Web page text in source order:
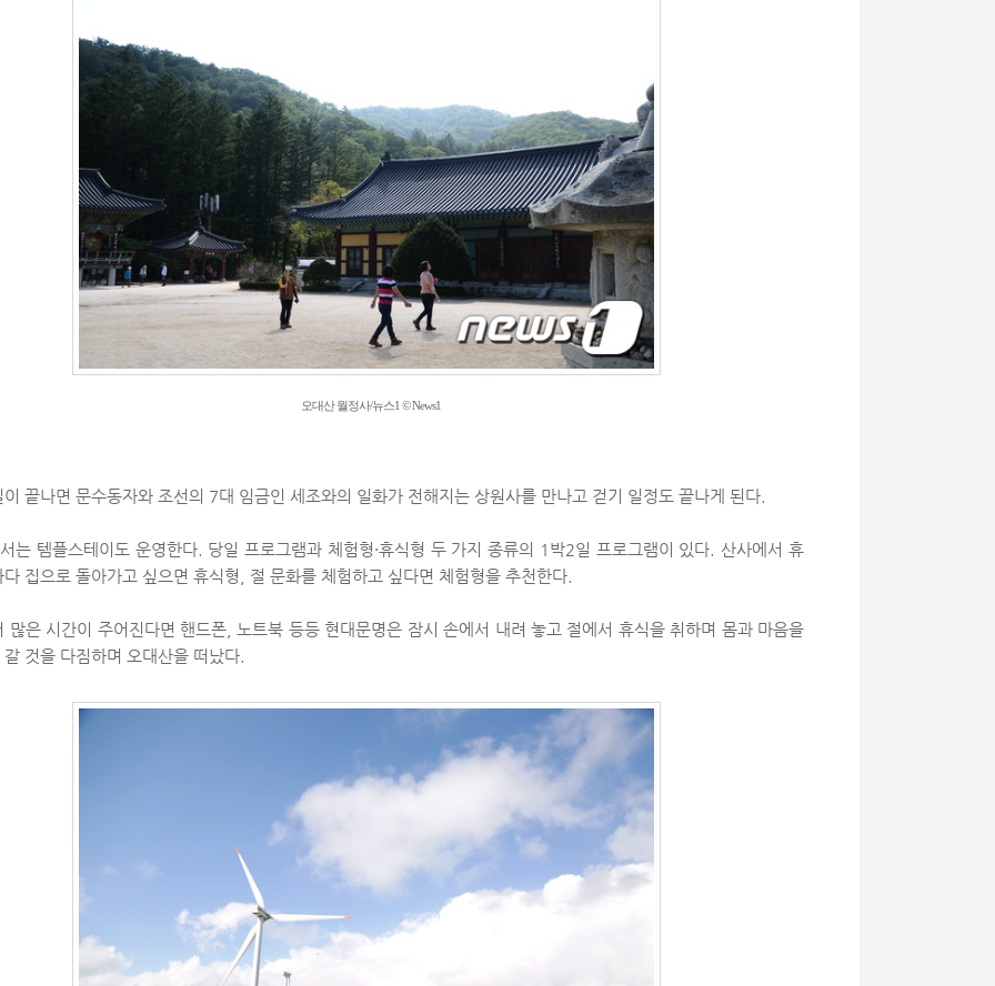
오대산 월정사/뉴스1 © News1
이 끝나면 문수동자와 조선의 7대 임금인 세조와의 일화가 전해지는 상원사를 만나고 걷기 일정도 끝나게 된다.
는 템플스테이도 운영한다. 당일 프로그램과 체험형·휴식형 두 가지 종류의 1박2일 프로그램이 있다. 산사에서 휴
다 집으로 돌아가고 싶으면 휴식형, 절 문화를 체험하고 싶다면 체험형을 추천한다.
많은 시간이 주어진다면 핸드폰, 노트북 등등 현대문명은 잠시 손에서 내려 놓고 절에서 휴식을 취하며 몸과 마음을
것을 다짐하며 오대산을 떠났다.